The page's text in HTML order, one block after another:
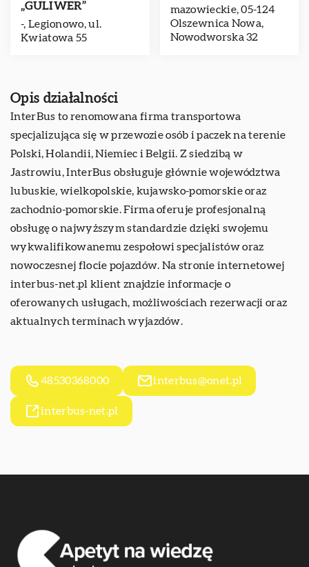
„GULIWER”
-, Legionowo, ul.
Kwiatowa 55
mazowieckie, 05-124
Olszewnica Nowa,
Nowodworska 32
Opis działalności
InterBus to renomowana firma transportowa
specjalizująca się w przewozie osób i paczek na terenie
Polski, Holandii, Niemiec i Belgii. Z siedzibą w
Jastrowiu, InterBus obsługuje głównie województwa
lubuskie, wielkopolskie, kujawsko-pomorskie oraz
zachodnio-pomorskie. Firma oferuje profesjonalną
obsługę o najwyższym standardzie dzięki swojemu
wykwalifikowanemu zespołowi specjalistów oraz
nowoczesnej flocie pojazdów. Na stronie internetowej
interbus-net.pl klient znajdzie informacje o
oferowanych usługach, możliwościach rezerwacji oraz
aktualnych terminach wyjazdów.
48530368000 interbus@onet.pl
interbus-net.pl